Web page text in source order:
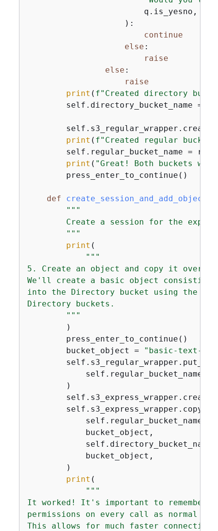
                        q.is_yesno,
                    ):
continue
else :
raise
else :
raise
print ( f"Created directory
self.directory_bucket_name =
print ( f"Created regular
self.regular_bucket_name =
print ( "Great! Both buckets
        press_enter_to_continue()
def create_session_and_add_objects
"""
Create a session for the
        """
print (
"""
5. Create an object and copy it over.
We'll create a basic object
into the Directory bucket using the
Directory buckets.
        """
        )
        press_enter_to_continue()
        bucket_object =
"basic-text-
self.regular_bucket_name,
        )
            self.regular_bucket_name,
            bucket_object,
            self.directory_bucket_name,
            bucket_object,
        )
print (
"""
It worked! It's important to remember
permissions on every call as normal
This allows for much faster